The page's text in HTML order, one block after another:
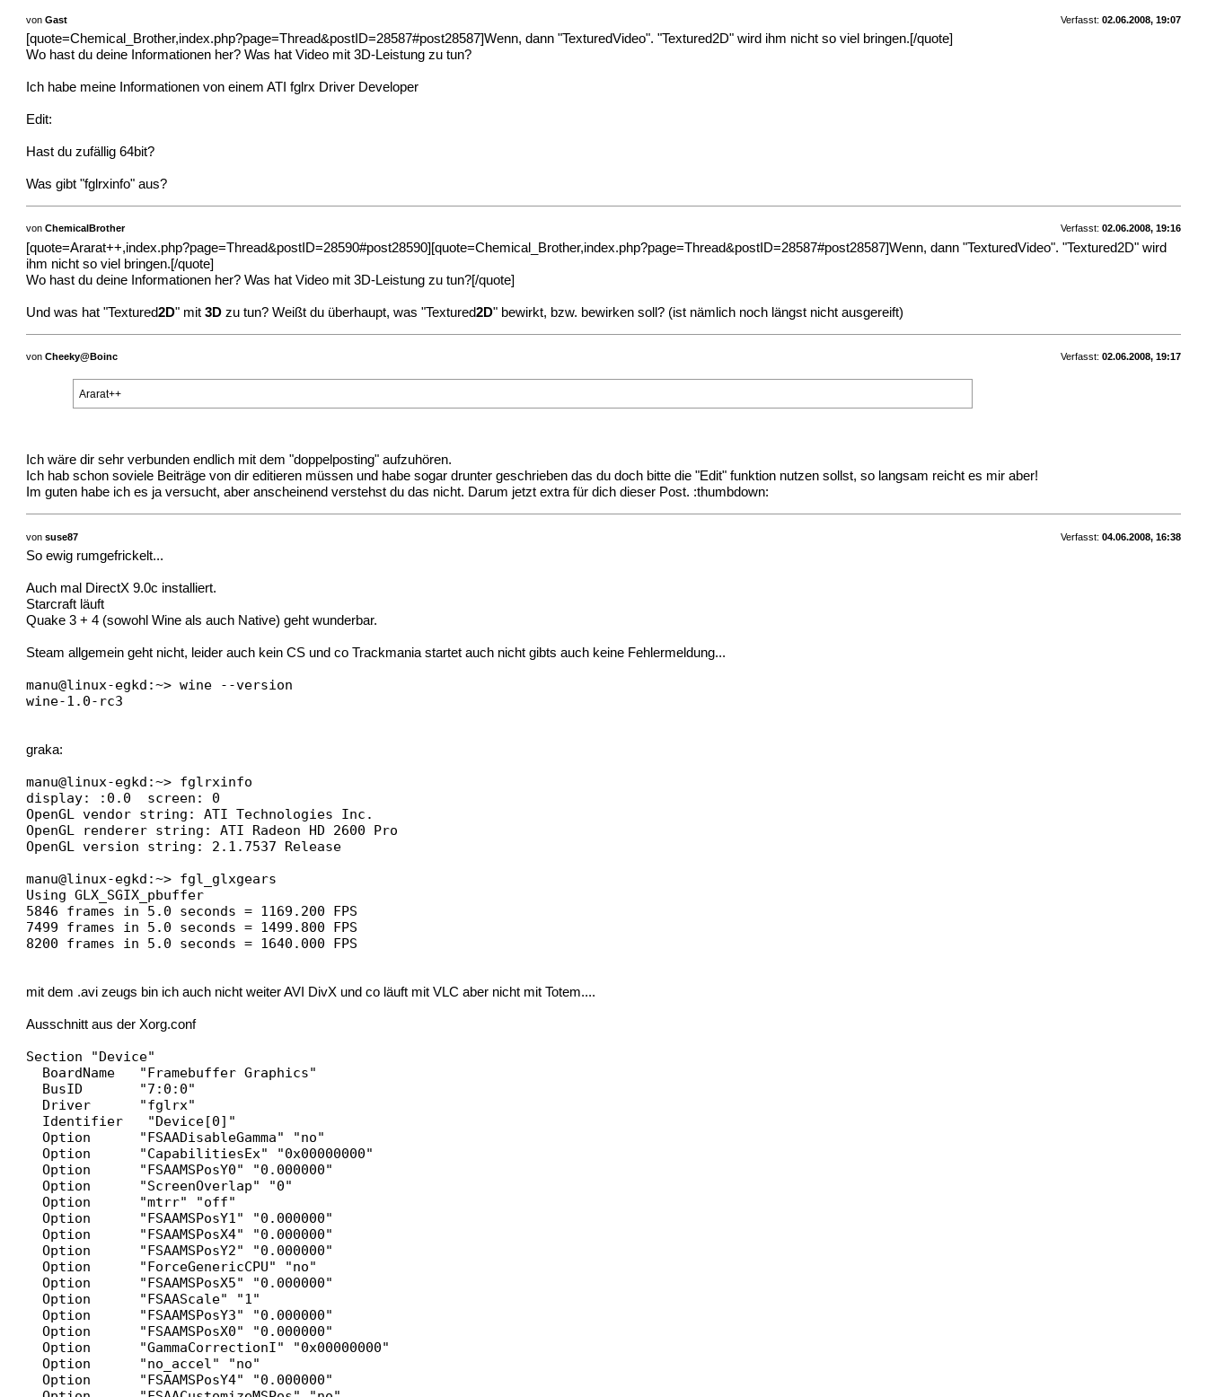
Verfasst: 02.06.2008, 19:07
vonGast
[quote=Chemical_Brother,index.php?page=Thread&postID=28587#post28587]Wenn, dann "TexturedVideo". "Textured2D" wird ihm nicht so viel bringen.[/quote]
Wo hast du deine Informationen her? Was hat Video mit 3D-Leistung zu tun?
Ich habe meine Informationen von einem ATI fglrx Driver Developer
Edit:
Hast du zufällig 64bit?
Was gibt "fglrxinfo" aus?
Verfasst: 02.06.2008, 19:16
vonChemicalBrother
[quote=Ararat++,index.php?page=Thread&postID=28590#post28590][quote=Chemical_Brother,index.php?page=Thread&postID=28587#post28587]Wenn, dann "TexturedVideo". "Textured2D" wird
ihm nicht so viel bringen.[/quote]
Wo hast du deine Informationen her? Was hat Video mit 3D-Leistung zu tun?[/quote]
Und was hat "Textured2D" mit3D zu tun? Weißt du überhaupt, was "Textured2D" bewirkt, bzw. bewirken soll? (ist nämlich noch längst nicht ausgereift)
Verfasst: 02.06.2008, 19:17
vonCheeky@Boinc
Ararat++
Ich wäre dir sehr verbunden endlich mit dem "doppelposting" aufzuhören.
Ich hab schon soviele Beiträge von dir editieren müssen und habe sogar drunter geschrieben das du doch bitte die "Edit" funktion nutzen sollst, so langsam reicht es mir aber!
Im guten habe ich es ja versucht, aber anscheinend verstehst du das nicht. Darum jetzt extra für dich dieser Post. :thumbdown:
Verfasst: 04.06.2008, 16:38
vonsuse87
So ewig rumgefrickelt...
Auch mal DirectX 9.0c installiert.
Starcraft läuft
Quake 3 + 4 (sowohl Wine als auch Native) geht wunderbar.
Steam allgemein geht nicht, leider auch kein CS und co Trackmania startet auch nicht gibts auch keine Fehlermeldung...
manu@linux-egkd:~> wine --version
wine-1.0-rc3
graka:
manu@linux-egkd:~> fglrxinfo
display: :0.0 screen: 0
OpenGL vendor string: ATI Technologies Inc.
OpenGL renderer string: ATI Radeon HD 2600 Pro
OpenGL version string: 2.1.7537 Release
manu@linux-egkd:~> fgl_glxgears
Using GLX_SGIX_pbuffer
5846 frames in 5.0 seconds = 1169.200 FPS
7499 frames in 5.0 seconds = 1499.800 FPS
8200 frames in 5.0 seconds = 1640.000 FPS
mit dem .avi zeugs bin ich auch nicht weiter AVI DivX und co läuft mit VLC aber nicht mit Totem....
Ausschnitt aus der Xorg.conf
Section "Device"
BoardName "Framebuffer Graphics"
BusID "7:0:0"
Driver "fglrx"
Identifier "Device[0]"
Option "FSAADisableGamma" "no"
Option "CapabilitiesEx" "0x00000000"
Option "FSAAMSPosY0" "0.000000"
Option "ScreenOverlap" "0"
Option "mtrr" "off"
Option "FSAAMSPosY1" "0.000000"
Option "FSAAMSPosX4" "0.000000"
Option "FSAAMSPosY2" "0.000000"
Option "ForceGenericCPU" "no"
Option "FSAAMSPosX5" "0.000000"
Option "FSAAScale" "1"
Option "FSAAMSPosY3" "0.000000"
Option "FSAAMSPosX0" "0.000000"
Option "GammaCorrectionI" "0x00000000"
Option "no_accel" "no"
Option "FSAAMSPosY4" "0.000000"